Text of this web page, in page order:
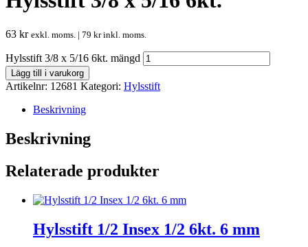
63 kr exkl. moms. | 79 krinkl. moms.
Hylsstift 3/8 x 5/16 6kt. mängd
Lägg till i varukorg
Artikelnr: 12681 Kategori: Hylsstift
Beskrivning
Beskrivning
Relaterade produkter
Hylsstift 1/2 Insex 1/2 6kt. 6 mm